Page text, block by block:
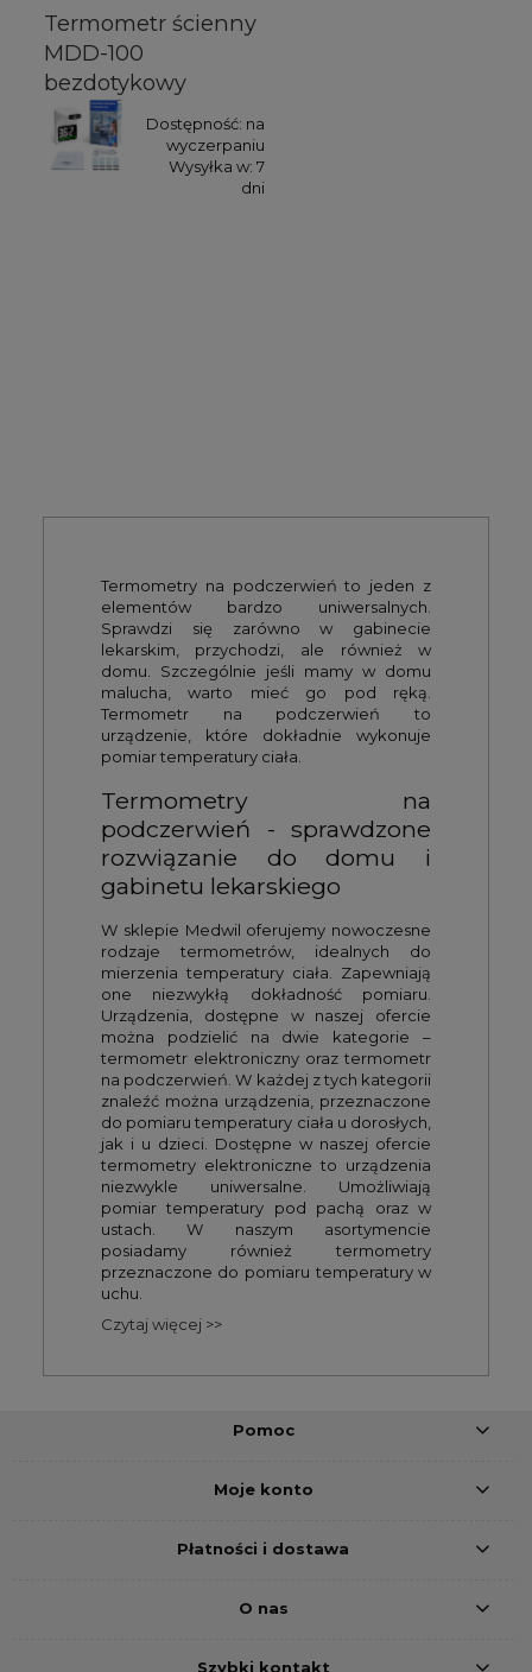
Termometr ścienny
MDD-100
bezdotykowy
Dostępność: na
wyczerpaniu
Wysyłka w: 7
dni
Termometry na podczerwień to jeden z
elementów bardzo uniwersalnych.
Sprawdzi się zarówno w gabinecie
lekarskim, przychodzi, ale również w
domu. Szczególnie jeśli mamy w domu
malucha, warto mieć go pod ręką.
Termometr na podczerwień to
urządzenie, które dokładnie wykonuje
pomiar temperatury ciała.
Termometry na
podczerwień - sprawdzone
rozwiązanie do domu i
gabinetu lekarskiego
W sklepie Medwil oferujemy nowoczesne
rodzaje termometrów, idealnych do
mierzenia temperatury ciała. Zapewniają
one niezwykłą dokładność pomiaru.
Urządzenia, dostępne w naszej ofercie
można podzielić na dwie kategorie –
termometr elektroniczny oraz termometr
na podczerwień. W każdej z tych kategorii
znaleźć można urządzenia, przeznaczone
do pomiaru temperatury ciała u dorosłych,
jak i u dzieci. Dostępne w naszej ofercie
termometry elektroniczne to urządzenia
niezwykle uniwersalne. Umożliwiają
pomiar temperatury pod pachą oraz w
ustach. W naszym asortymencie
posiadamy również termometry
przeznaczone do pomiaru temperatury w
uchu.
Czytaj więcej >>
Pomoc
Moje konto
Płatności i dostawa
O nas
Szybki kontakt